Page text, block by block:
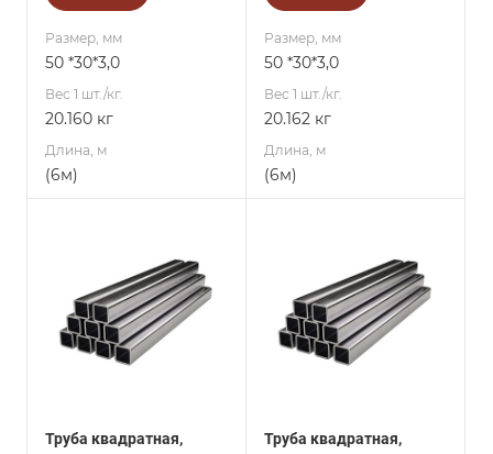
Размер, мм
50 *30*3,0
Вес 1 шт./кг.
20.160 кг
Длина, м
(6м)
Размер, мм
50 *30*3,0
Вес 1 шт./кг.
20.162 кг
Длина, м
(6м)
Труба квадратная, Труба квадратная,